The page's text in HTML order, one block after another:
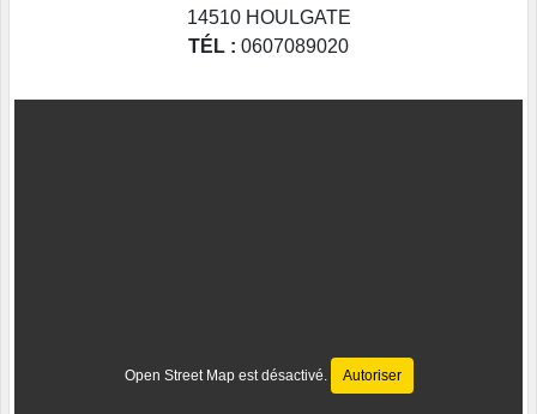
14510 HOULGATE
TÉL : 0607089020
Open Street Map est désactivé. Autoriser